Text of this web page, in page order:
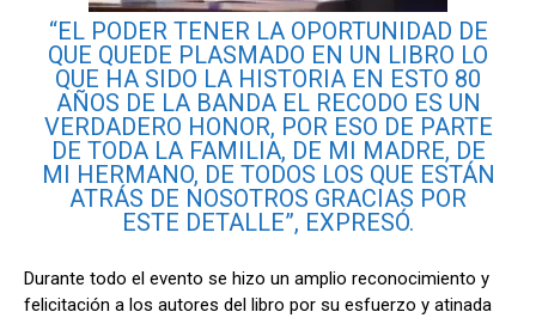
“EL PODER TENER LA OPORTUNIDAD DE
QUE QUEDE PLASMADO EN UN LIBRO LO
QUE HA SIDO LA HISTORIA EN ESTO 80
AÑOS DE LA BANDA EL RECODO ES UN
VERDADERO HONOR, POR ESO DE PARTE
DE TODA LA FAMILIA, DE MI MADRE, DE
MI HERMANO, DE TODOS LOS QUE ESTÁN
ATRÁS DE NOSOTROS GRACIAS POR
ESTE DETALLE”, EXPRESÓ.
Durante todo el evento se hizo un amplio reconocimiento y
felicitación a los autores del libro por su esfuerzo y atinada